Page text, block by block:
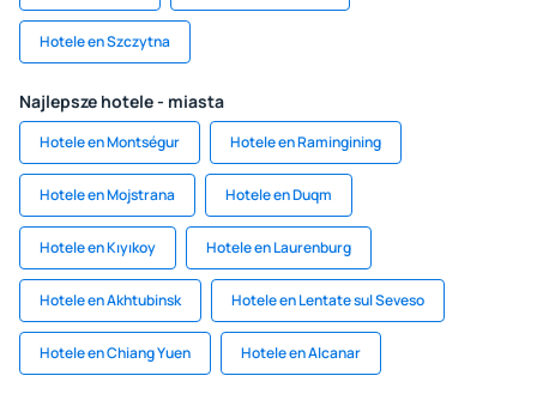
Hotele en Szczytna
Najlepsze hotele - miasta
Hotele en Montségur Hotele en Ramingining
Hotele en Mojstrana Hotele en Duqm
Hotele en Kıyıkoy Hotele en Laurenburg
Hotele en Akhtubinsk Hotele en Lentate sul Seveso
Hotele en Chiang Yuen Hotele en Alcanar